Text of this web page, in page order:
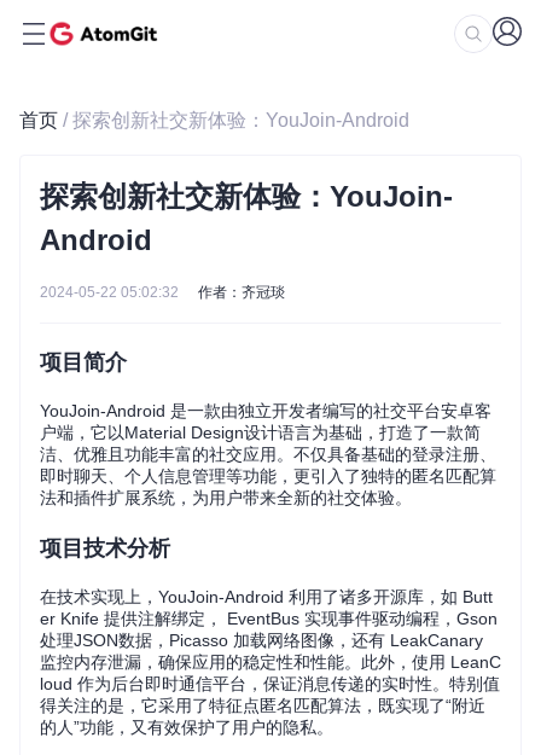
首页 / 探索创新社交新体验：YouJoin-Android
探索创新社交新体验：YouJoin-
Android
2024-05-22 05:02:32 作者：齐冠琰
项目简介
YouJoin-Android 是一款由独立开发者编写的社交平台安卓客
户端，它以Material Design设计语言为基础，打造了一款简
洁、优雅且功能丰富的社交应用。不仅具备基础的登录注册、
即时聊天、个人信息管理等功能，更引入了独特的匿名匹配算
法和插件扩展系统，为用户带来全新的社交体验。
项目技术分析
在技术实现上，YouJoin-Android 利用了诸多开源库，如 Butt
er Knife 提供注解绑定， EventBus 实现事件驱动编程，Gson
处理JSON数据，Picasso 加载网络图像，还有 LeakCanary
监控内存泄漏，确保应用的稳定性和性能。此外，使用 LeanC
loud 作为后台即时通信平台，保证消息传递的实时性。特别值
得关注的是，它采用了特征点匿名匹配算法，既实现了“附近
的人”功能，又有效保护了用户的隐私。